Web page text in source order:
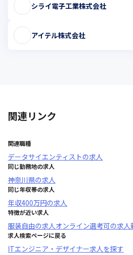
シライ電子工業株式会社
アイテル株式会社
関連リンク
関連職種
データサイエンティストの求人
同じ勤務地の求人
神奈川県の求人
同じ年収帯の求人
年収400万円の求人
特徴が近い求人
服装自由の求人オンライン選考可の求人
求人検索ページに戻る
ITエンジニア・デザイナー求人を探す